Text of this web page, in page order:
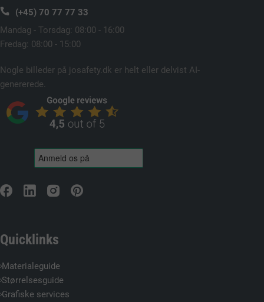
(+45) 70 77 77 33
Mandag - Torsdag: 08:00 - 16:00
Fredag: 08:00 - 15:00
Nogle billeder på josafety.dk er helt eller delvist AI-
genererede.
Quicklinks
Materialeguide
Størrelsesguide
Grafiske services